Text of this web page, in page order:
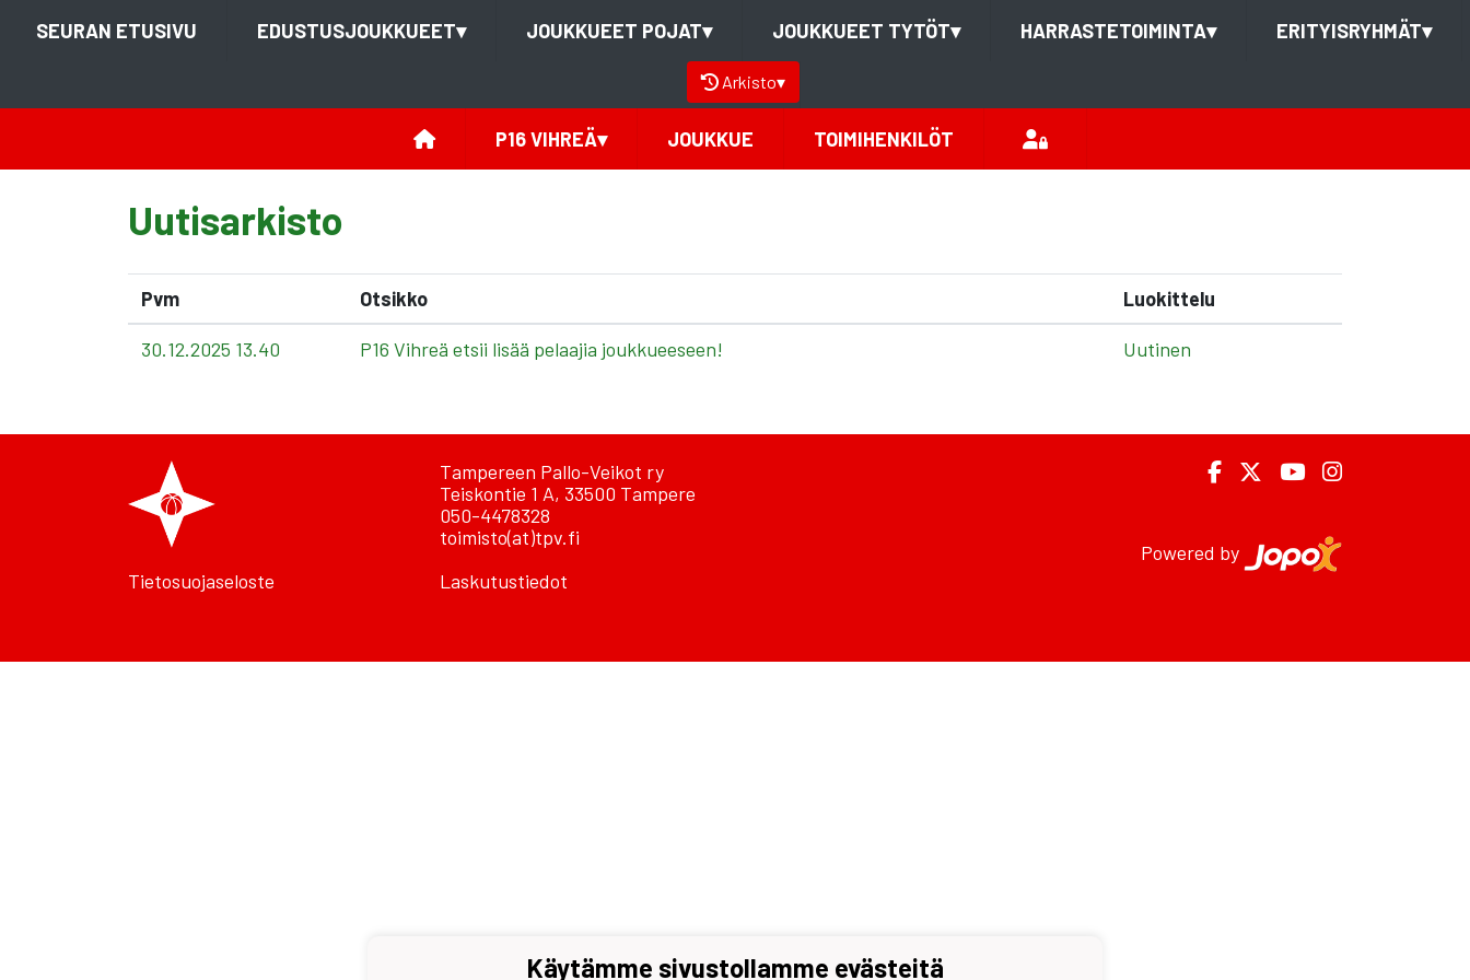
SEURAN ETUSIVU EDUSTUSJOUKKUEET▾ JOUKKUEET POJAT▾ JOUKKUEET TYTÖT▾ HARRASTETOIMINTA▾ ERITYISRYHMÄT▾
Arkisto▾
P16 VIHREÄ▾ JOUKKUE TOIMIHENKILÖT
Uutisarkisto
Pvm Otsikko Luokittelu
30.12.2025 13.40 P16 Vihreä etsii lisää pelaajia joukkueeseen! Uutinen
Tietosuojaseloste
Tampereen Pallo-Veikot ry
Teiskontie 1 A, 33500 Tampere
050-4478328
toimisto(at)tpv.fi
Laskutustiedot
Powered by
Käytämme sivustollamme evästeitä